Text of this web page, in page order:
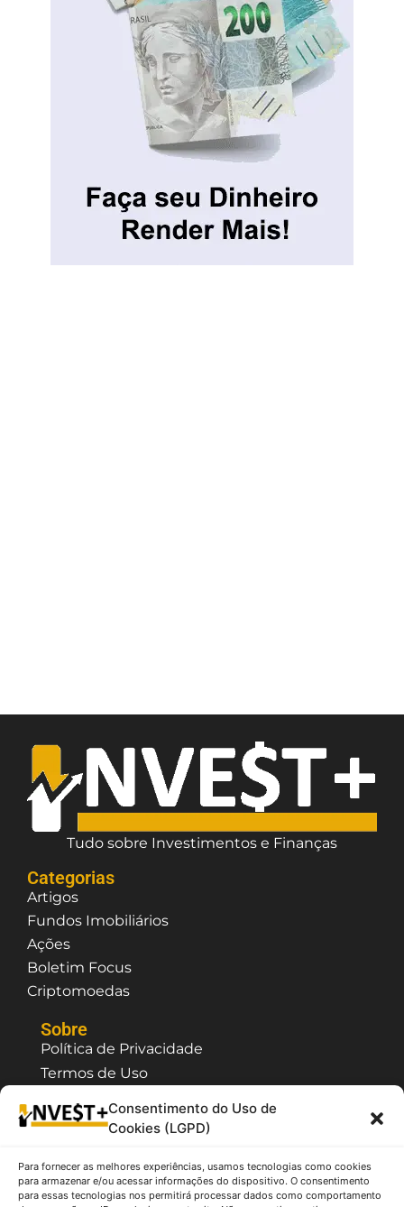
Consentimento do Uso de
Cookies (LGPD)
Para fornecer as melhores experiências, usamos tecnologias como cookies
para armazenar e/ou acessar informações do dispositivo. O consentimento
para essas tecnologias nos permitirá processar dados como comportamento
Tudo sobre Investimentos e Finanças
Categorias
Artigos
Fundos Imobiliários
Ações
Boletim Focus
Criptomoedas
Sobre
Política de Privacidade
Termos de Uso
Quem Somos
O InvestPlus é um site que possui caráter
meramente informativo e educativo, as